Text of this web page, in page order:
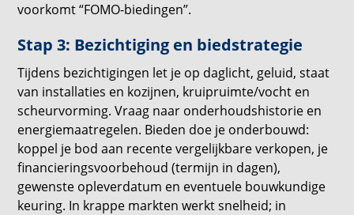
voorkomt “FOMO-biedingen”.
Stap 3: Bezichtiging en biedstrategie
Tijdens bezichtigingen let je op daglicht, geluid, staat
van installaties en kozijnen, kruipruimte/vocht en
scheurvorming. Vraag naar onderhoudshistorie en
energiemaatregelen. Bieden doe je onderbouwd:
koppel je bod aan recente vergelijkbare verkopen, je
financieringsvoorbehoud (termijn in dagen),
gewenste opleverdatum en eventuele bouwkundige
keuring. In krappe markten werkt snelheid; in